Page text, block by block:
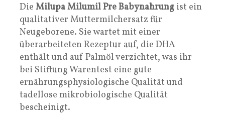
Die Milupa Milumil Pre Babynahrung ist ein
qualitativer Muttermilchersatz für
Neugeborene. Sie wartet mit einer
überarbeiteten Rezeptur auf, die DHA
enthält und auf Palmöl verzichtet, was ihr
bei Stiftung Warentest eine gute
ernährungsphysiologische Qualität und
tadellose mikrobiologische Qualität
bescheinigt.